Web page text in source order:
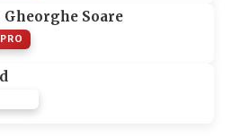
Soare